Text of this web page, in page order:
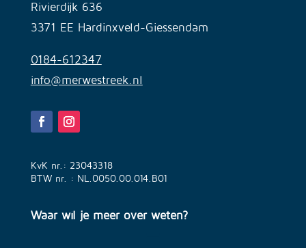
Rivierdijk 636
3371 EE Hardinxveld-Giessendam
0184-612347
info@merwestreek.nl
KvK nr.: 23043318
BTW nr. : NL.0050.00.014.B01
Waar wil je meer over weten?